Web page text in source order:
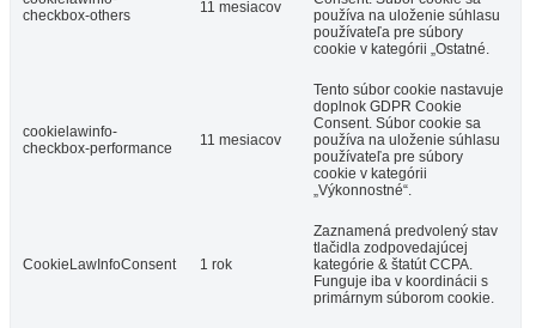
checkbox-others
11 mesiacov
používa na uloženie súhlasu
používateľa pre súbory
cookie v kategórii „Ostatné.
cookielawinfo-
checkbox-performance
11 mesiacov
Tento súbor cookie nastavuje
doplnok GDPR Cookie
Consent. Súbor cookie sa
používa na uloženie súhlasu
používateľa pre súbory
cookie v kategórii
„Výkonnostné“.
CookieLawInfoConsent 1 rok
Zaznamená predvolený stav
tlačidla zodpovedajúcej
kategórie & štatút CCPA.
Funguje iba v koordinácii s
primárnym súborom cookie.